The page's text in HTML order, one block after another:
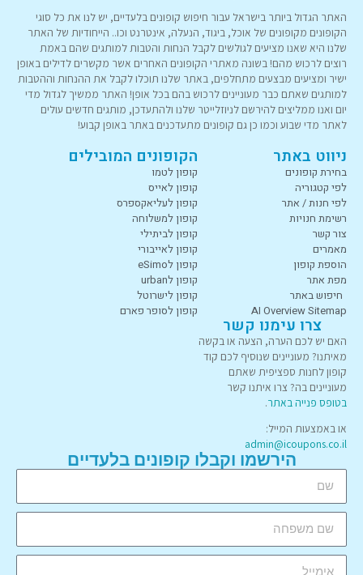
האתר הגדול ביותר בישראל עבור חיפוש קופונים בלעדיים, יש לנו את כל סוגי
הקופונים מקופונים של אוכל, ביגוד, הנעלה, אינטרנט וכו.. הייחודיות של האתר
שלנו היא שאנו מציעים לגולשים לקבל הנחות והטבות למותגים שהם באמת
רוצים לרכוש מהם! בשונה מאתרי הקופונים האחרים אשר מקשרים לדילים באופן
ישיר ומציעים מבצעים מתחלפים, באתר שלנו תוכלו לקבל את ההנחות וההטבות
למותגים שאתם כבר מעוניינים לרכוש בהם בכל אופן! האתר ממשיך לגדול מדי
יום ואנו ממליצים להירשם לניוזלייטר שלנו ולהתעדכן, מותגים חדשים עולים
לאתר מדי שבוע וכמו כן גם קופונים מתעדכנים באתר באופן קבוע!
ניווט באתר
בחירת קופונים
לפי קטגוריה
לפי חנות / אתר
רשימת חנויות
צור קשר
מאמרים
הוספת קופון
מפת אתר
חיפוש באתר
AI Overview Sitemap
הקופונים המובילים
קופון לטמו
קופון לאייס
קופון לעליאקספרס
קופון למשלוחה
קופון לביתילי
קופון לאייבורי
קופון לeSimo
קופון לurban
קופון לישרוטל
קופון לסופר פארם
צרו עימנו קשר
האם יש לכם הערה, הצעה או בקשה
מאיתנו? מעוניינים שנוסיף לכם קוד
קופון לחנות ספציפית שאתם
מעוניינים בה? צרו איתנו קשר
בטופס פנייה באתר.
או באמצעות המייל:
admin@icoupons.co.il
הירשמו וקבלו קופונים בלעדיים